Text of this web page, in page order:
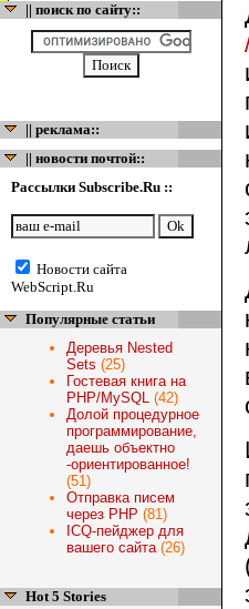
|| поиск по сайту::
|| реклама::
|| новости почтой::
Рассылки Subscribe.Ru ::
Новости сайта
WebScript.Ru
Популярные статьи
Деревья Nested
Sets (25)
Гостевая книга на
PHP/MySQL (42)
Долой процедурное
программирование,
даешь объектно
-ориентированное!
(51)
Отправка писем
через PHP (81)
ICQ-пейджер для
вашего сайта(26)
Hot 5 Stories